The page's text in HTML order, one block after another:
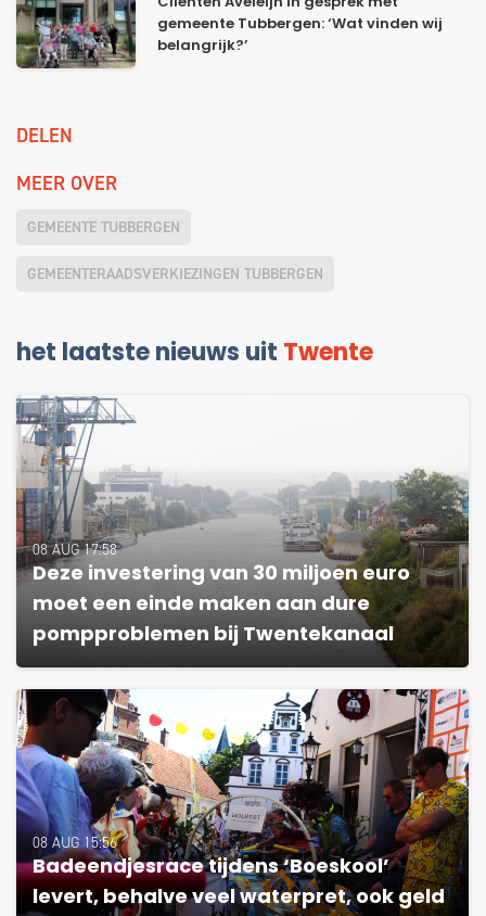
Cliënten Aveleijn in gesprek met
gemeente Tubbergen: ‘Wat vinden wij
belangrijk?’
DELEN
MEER OVER
GEMEENTE TUBBERGEN
GEMEENTERAADSVERKIEZINGEN TUBBERGEN
het laatste nieuws uit Twente
08 AUG 17:58
Deze investering van 30 miljoen euro
moet een einde maken aan dure
pompproblemen bij Twentekanaal
08 AUG 15:56
Badeendjesrace tijdens ‘Boeskool’
levert, behalve veel waterpret, ook geld